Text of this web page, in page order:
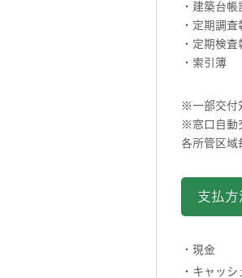
・建築台
・定期調
・定期検
・索引簿
※一部交付
※窓口自動
各所管区域
支払方
・現金
・キャッ